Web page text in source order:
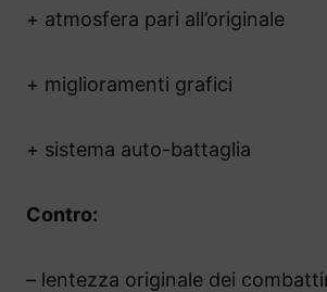
+ atmosfera pari all’originale
+ miglioramenti grafici
+ sistema auto-battaglia
Contro:
– lentezza originale dei